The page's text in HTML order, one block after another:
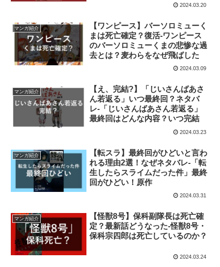
2024.03.20
マンガ紹介
【ワンピース】バーソロミューく
まは死亡確定？復活-ワンピース
のバーソロミューくまの悲惨な過
去とは？麦わらをなぜ飛ばした
2024.03.09
マンガ紹介
【え、完結?】「じいさんばあさ
ん若返る」いつ最終回？ネタバ
レ-「じいさんばあさん若返る」
最終回はどんな内容？いつ完結
2024.03.23
マンガ紹介
【転スラ】最終回がひどいと言わ
れる理由2選！なぜネタバレ-「転
生したらスライムだった件」最終
回がひどい！原作
2024.03.31
マンガ紹介
【怪獣8号】保科副隊長は死亡確
定？最新話どうなった-怪獣8号・
保科宗四郎は死亡しているのか？
2024.03.24